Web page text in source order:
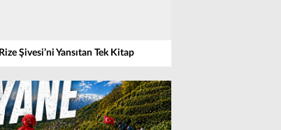
Rize Şivesi’ni Yansıtan Tek Kitap